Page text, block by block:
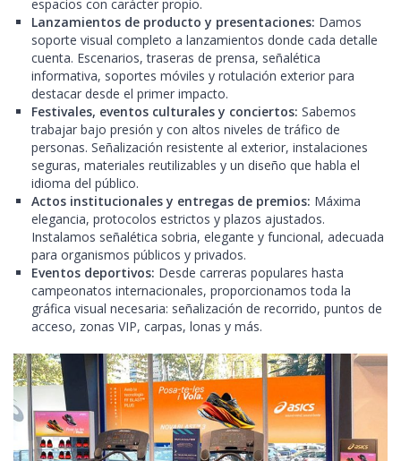
espacios con carácter propio.
Lanzamientos de producto y presentaciones: Damos
soporte visual completo a lanzamientos donde cada detalle
cuenta. Escenarios, traseras de prensa, señalética
informativa, soportes móviles y rotulación exterior para
destacar desde el primer impacto.
Festivales, eventos culturales y conciertos: Sabemos
trabajar bajo presión y con altos niveles de tráfico de
personas. Señalización resistente al exterior, instalaciones
seguras, materiales reutilizables y un diseño que habla el
idioma del público.
Actos institucionales y entregas de premios: Máxima
elegancia, protocolos estrictos y plazos ajustados.
Instalamos señalética sobria, elegante y funcional, adecuada
para organismos públicos y privados.
Eventos deportivos: Desde carreras populares hasta
campeonatos internacionales, proporcionamos toda la
gráfica visual necesaria: señalización de recorrido, puntos de
acceso, zonas VIP, carpas, lonas y más.